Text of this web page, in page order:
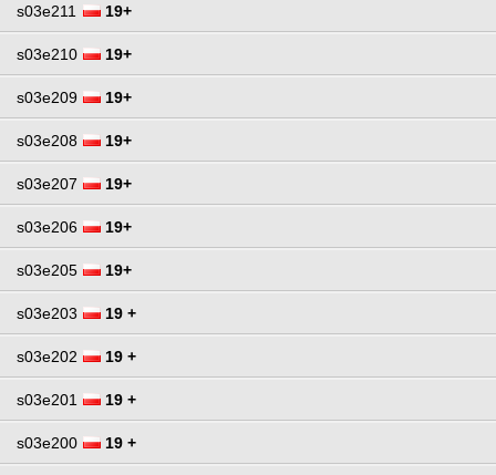
s03e211 19+
s03e210 19+
s03e209 19+
s03e208 19+
s03e207 19+
s03e206 19+
s03e205 19+
s03e203 19 +
s03e202 19 +
s03e201 19 +
s03e200 19 +